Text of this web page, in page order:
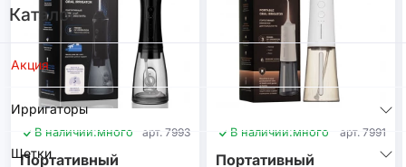
Каталог
Акция
Ирригаторы
Щетки
В наличии:много арт. 7993
Портативный
В наличии:много арт. 7991
Портативный